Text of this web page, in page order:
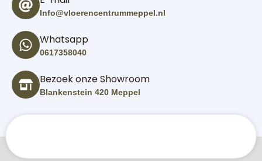
Info@vloerencentrummeppel.nl
Whatsapp
0617358040
Bezoek onze Showroom
Blankenstein 420 Meppel